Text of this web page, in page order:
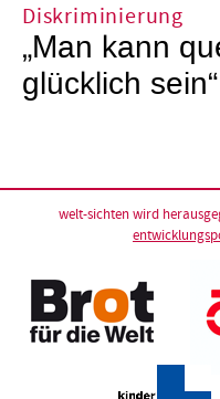
Diskriminierung
„Man kann
glücklich sein“
welt-sichten wird